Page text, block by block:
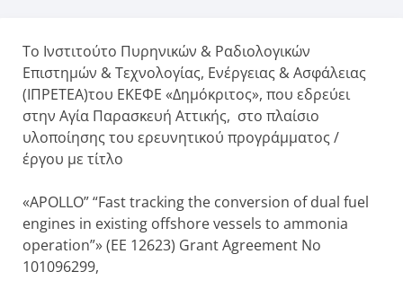
Το Ινστιτούτο Πυρηνικών & Ραδιολογικών
Επιστημών & Τεχνολογίας, Ενέργειας & Ασφάλειας
(ΙΠΡΕΤΕΑ)του ΕΚΕΦΕ «Δημόκριτος», που εδρεύει
στην Αγία Παρασκευή Αττικής, στο πλαίσιο
υλοποίησης του ερευνητικού προγράμματος /
έργου με τίτλο
«APOLLO” “Fast tracking the conversion of dual fuel
engines in existing offshore vessels to ammonia
operation”» (ΕΕ 12623) Grant Agreement No
101096299,